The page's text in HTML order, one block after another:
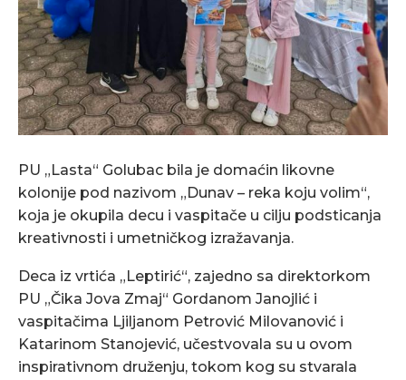
PU „Lasta“ Golubac bila je domaćin likovne
kolonije pod nazivom „Dunav – reka koju volim“,
koja je okupila decu i vaspitače u cilju podsticanja
kreativnosti i umetničkog izražavanja.
Deca iz vrtića „Leptirić“, zajedno sa direktorkom
PU „Čika Jova Zmaj“ Gordanom Janojlić i
vaspitačima Ljiljanom Petrović Milovanović i
Katarinom Stanojević, učestvovala su u ovom
inspirativnom druženju, tokom kog su stvarala